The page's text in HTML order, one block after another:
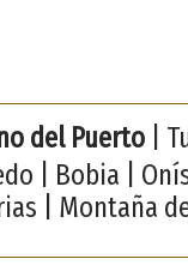
del Puerto |
| Bobia |
| Montaña